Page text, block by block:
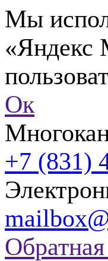
Мы
«Яндекс
Ок
+7 (831)
Обратная